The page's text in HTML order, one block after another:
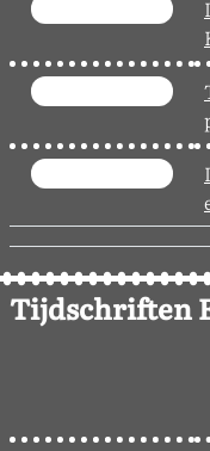
Tijdschriften